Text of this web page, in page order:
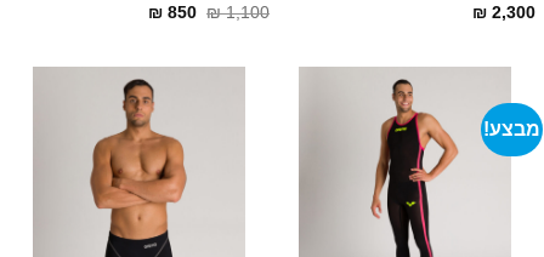
₪ 2,300
₪1,100
המחיר
₪850
מבצע!